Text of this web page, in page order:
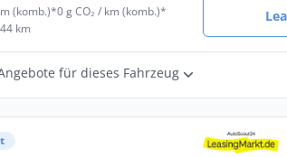
(komb.)*0 g CO₂ / km (komb.)*
km
für dieses Fahrzeug